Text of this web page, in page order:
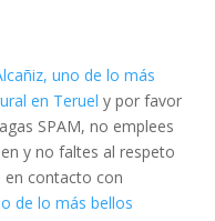
uno de lo más
en Teruel y por favor
SPAM, no emplees
y no faltes al respeto
en contacto con
de lo más bellos